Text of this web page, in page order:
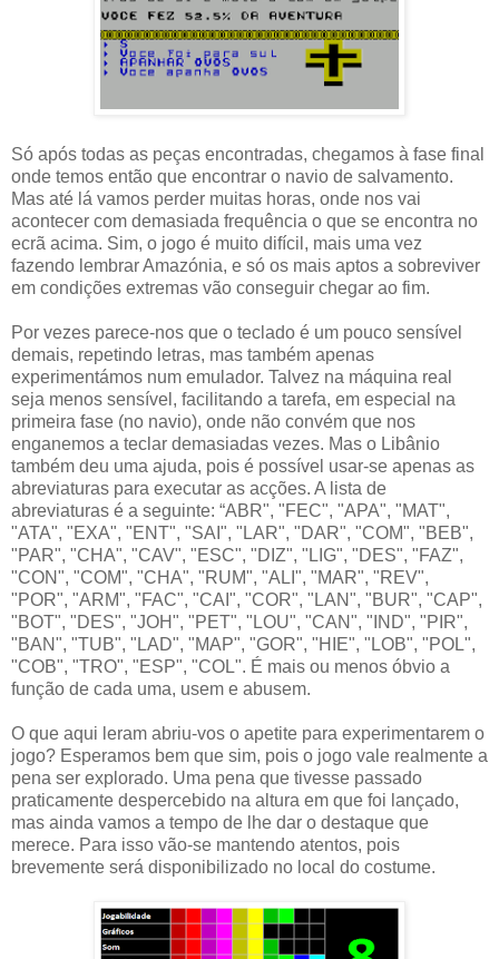
Só após todas as peças encontradas, chegamos à fase final
onde temos então que encontrar o navio de salvamento.
Mas até lá vamos perder muitas horas, onde nos vai
acontecer com demasiada frequência o que se encontra no
ecrã acima. Sim, o jogo é muito difícil, mais uma vez
fazendo lembrar Amazónia, e só os mais aptos a sobreviver
em condições extremas vão conseguir chegar ao fim.
Por vezes parece-nos que o teclado é um pouco sensível
demais, repetindo letras, mas também apenas
experimentámos num emulador. Talvez na máquina real
seja menos sensível, facilitando a tarefa, em especial na
primeira fase (no navio), onde não convém que nos
enganemos a teclar demasiadas vezes. Mas o Libânio
também deu uma ajuda, pois é possível usar-se apenas as
abreviaturas para executar as acções. A lista de
abreviaturas é a seguinte: “ABR", "FEC", "APA", "MAT",
"ATA", "EXA", "ENT", "SAI", "LAR", "DAR", "COM", "BEB",
"PAR", "CHA", "CAV", "ESC", "DIZ", "LIG", "DES", "FAZ",
"CON", "COM", "CHA", "RUM", "ALI", "MAR", "REV",
"POR", "ARM", "FAC", "CAI", "COR", "LAN", "BUR", "CAP",
"BOT", "DES", "JOH", "PET", "LOU", "CAN", "IND", "PIR",
"BAN", "TUB", "LAD", "MAP", "GOR", "HIE", "LOB", "POL",
"COB", "TRO", "ESP", "COL". É mais ou menos óbvio a
função de cada uma, usem e abusem.
O que aqui leram abriu-vos o apetite para experimentarem o
jogo? Esperamos bem que sim, pois o jogo vale realmente a
pena ser explorado. Uma pena que tivesse passado
praticamente despercebido na altura em que foi lançado,
mas ainda vamos a tempo de lhe dar o destaque que
merece. Para isso vão-se mantendo atentos, pois
brevemente será disponibilizado no local do costume.